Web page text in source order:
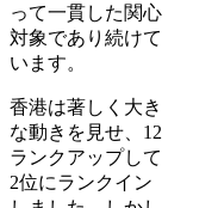
って一貫した関心
対象であり続けて
います。
香港は著しく大き
な動きを見せ、12
ランクアップして
2位にランクイン